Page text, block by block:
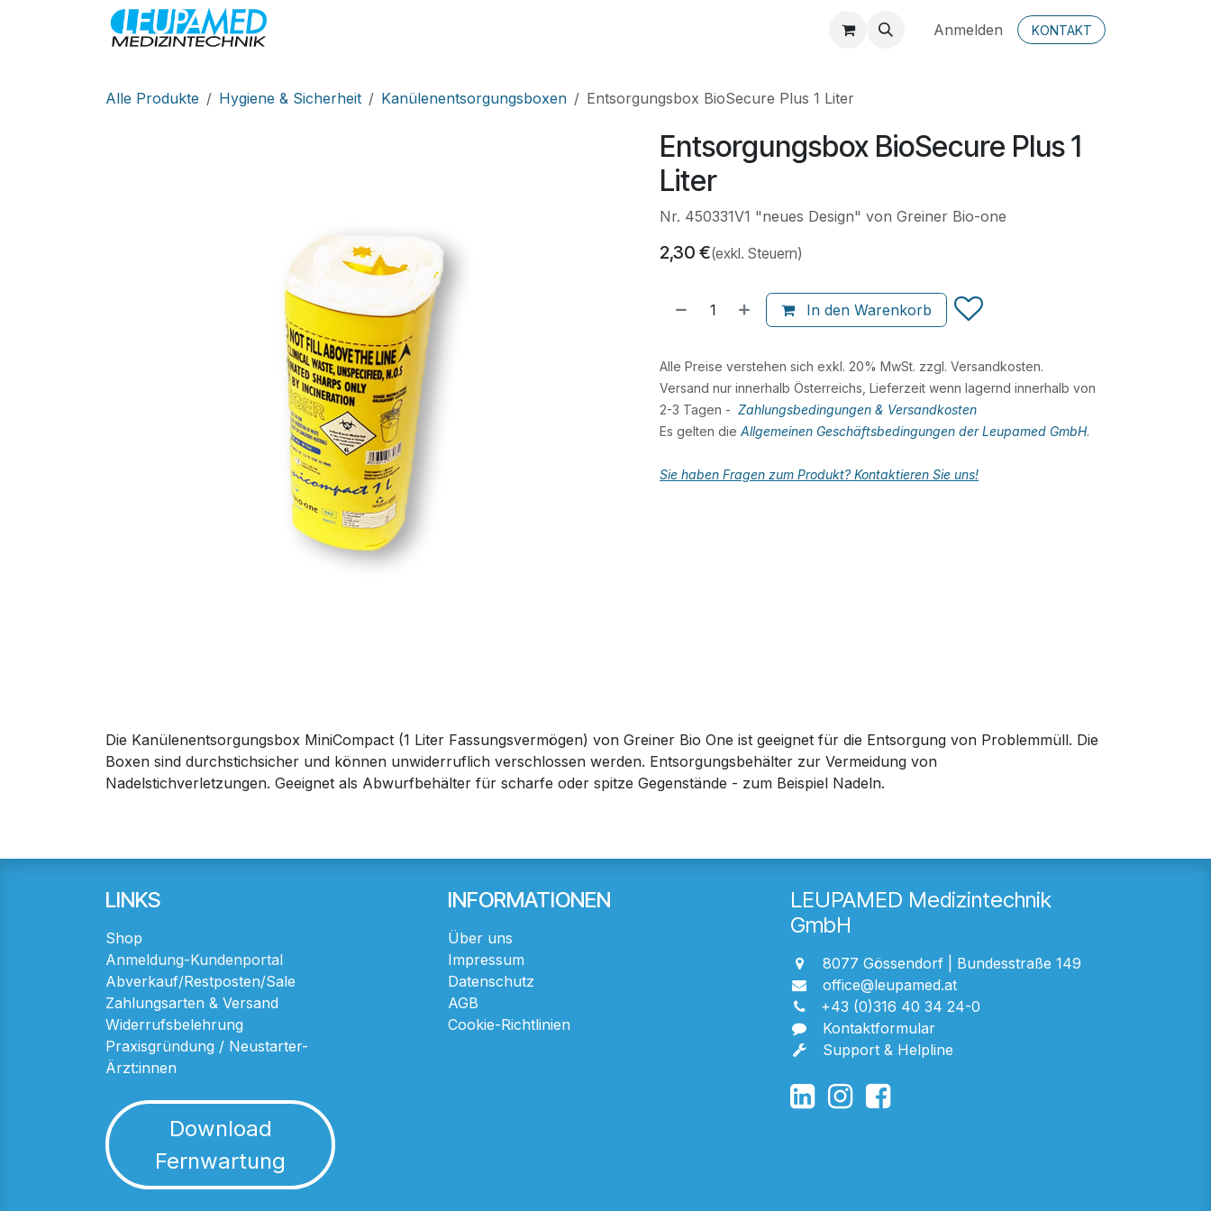
Zum Inhalt springen
Anmelden KONTAKT
Alle Produkte Hygiene & Sicherheit Kanülenentsorgungsboxen Entsorgungsbox BioSecure Plus 1 Liter
Entsorgungsbox BioSecure Plus 1
Liter
Nr. 450331V1 "neues Design" von Greiner Bio-one
2,30 €(exkl. Steuern)
In den Warenkorb
Alle Preise verstehen sich exkl. 20% MwSt. zzgl. Versandkosten.
Versand nur innerhalb Österreichs, Lieferzeit wenn lagernd innerhalb von
2-3 Tagen - Zahlungsbedingungen & Versandkosten
Es gelten die Allgemeinen Geschäftsbedingungen der Leupamed GmbH.
Sie haben Fragen zum Produkt? Kontaktieren Sie uns!
Die Kanülenentsorgungsbox MiniCompact (1 Liter Fassungsvermögen) von Greiner Bio One ist geeignet für die Entsorgung von Problemmüll. Die
Boxen sind durchstichsicher und können unwiderruflich verschlossen werden. Entsorgungsbehälter zur Vermeidung von
Nadelstichverletzungen. Geeignet als Abwurfbehälter für scharfe oder spitze Gegenstände - zum Beispiel Nadeln.
LINKS
Shop
Anmeldung-Kundenportal
Abverkauf/Restposten/Sale
Zahlungsarten & Versand
Widerrufsbelehrung
Praxisgründung / Neustarter-
Ärzt:innen
Download
Fernwartung
INFORMATIONEN
Über uns
Impressum
Datenschutz
AGB
Cookie-Richtlinien
LEUPAMED Medizintechnik
GmbH
8077 Gössendorf | Bundesstraße 149
office@leupamed.at
+43 (0)316 40 34 24-0
Kontaktformular
Support & Helpline